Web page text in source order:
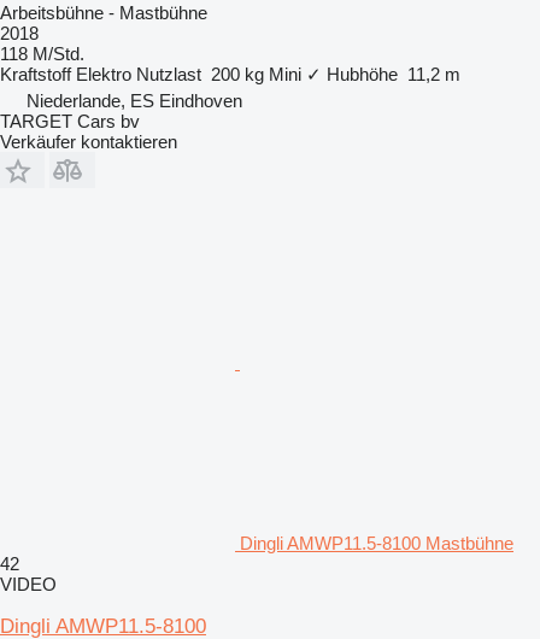
Arbeitsbühne - Mastbühne
2018
118 M/Std.
Kraftstoff Elektro Nutzlast 200 kg Mini ✓ Hubhöhe 11,2 m
Niederlande, ES Eindhoven
TARGET Cars bv
Verkäufer kontaktieren
Dingli AMWP11.5-8100 Mastbühne
42
VIDEO
Dingli AMWP11.5-8100